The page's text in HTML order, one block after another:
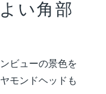
い角部
ビューの景色を
モンドヘッドも